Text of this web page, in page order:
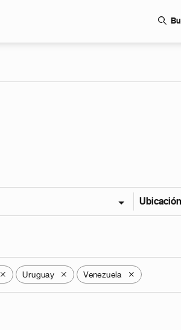
X Uruguay X Venezuela X